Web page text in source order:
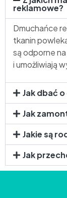
reklamowe?
Dmuchańce
tkanin
są odporne
i umożliwiają
Jak dbać
Jak
Jakie są
Jak